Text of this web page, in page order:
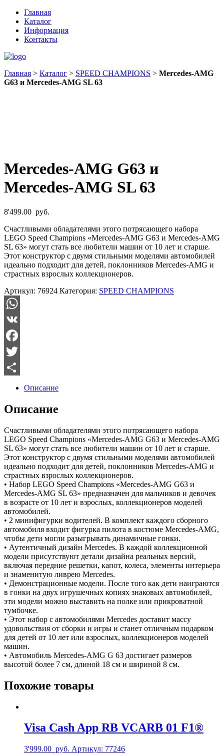
Главная
Каталог
Информация
Контакты
Главная > Каталог > SPEED CHAMPIONS > Mercedes-AMG
G63 и Mercedes-AMG SL 63
Mercedes-AMG G63 и
Mercedes-AMG SL 63
8'499.00 руб.
Счастливыми обладателями этого потрясающего набора
LEGO Speed Champions «Mercedes-AMG G63 и Mercedes-AMG
SL 63» могут стать все любители машин от 10 лет и старше.
Этот конструктор с двумя стильными моделями автомобилей
идеально подходит для детей, поклонников Mercedes-AMG и
страстных взрослых коллекционеров.
Артикул: 76924 Категория: SPEED CHAMPIONS
WhatsApp
VK
Facebook
Twitter
Отправить
Описание
Описание
Счастливыми обладателями этого потрясающего набора
LEGO Speed Champions «Mercedes-AMG G63 и Mercedes-AMG
SL 63» могут стать все любители машин от 10 лет и старше.
Этот конструктор с двумя стильными моделями автомобилей
идеально подходит для детей, поклонников Mercedes-AMG и
страстных взрослых коллекционеров.
• Набор LEGO Speed Champions «Mercedes-AMG G63 и
Mercedes-AMG SL 63» предназначен для мальчиков и девочек
в возрасте от 10 лет и взрослых, коллекционеров моделей
автомобилей.
• 2 минифигурки водителей. В комплект каждого сборного
автомобиля входит фигурка пилота в костюме Mercedes-AMG,
чтобы дети могли разыгрывать динамичные гонки.
• Аутентичный дизайн Mercedes. В каждой коллекционной
модели присутствуют детали дизайна реальных версий,
включая передние решетки, капот, колеса, элементы интерьера
и знаменитую ливрею Mercedes.
• Демонстрационные модели. После того как дети наиграются
в гонки на двух игрушечных копиях знаковых автомобилей,
эти модели можно выставить на полке или прикроватной
тумбочке.
• Этот набор с автомобилями Mercedes доставит массу
удовольствия от сборки и игры и станет отличным подарком
для детей от 10 лет или взрослых, коллекционеров моделей
машин.
• Автомобиль Mercedes-AMG G 63 достигает размеров
высотой более 7 см, длиной 18 см и шириной 8 см.
Похожие товары
Visa Cash App RB VCARB 01 F1®
3'999.00 руб. Артикул: 77246